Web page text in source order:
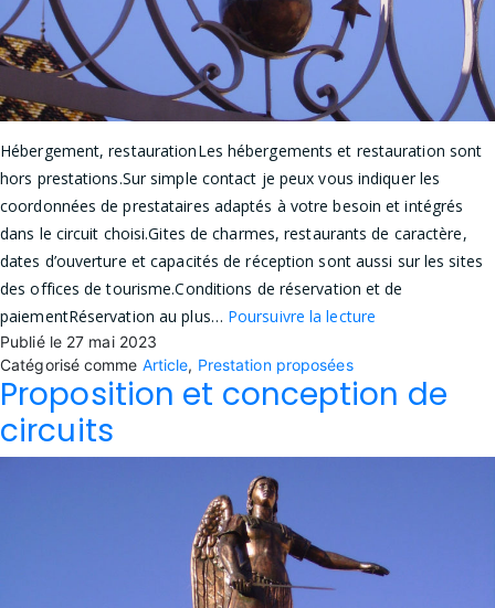
Hébergement, restaurationLes hébergements et restauration sont
hors prestations.Sur simple contact je peux vous indiquer les
coordonnées de prestataires adaptés à votre besoin et intégrés
dans le circuit choisi.Gites de charmes, restaurants de caractère,
dates d’ouverture et capacités de réception sont aussi sur les sites
des offices de tourisme.Conditions de réservation et de
paiementRéservation au plus… Poursuivre la lecture
Publié le 27 mai 2023
Catégorisé comme Article, Prestation proposées
Proposition et conception de
circuits